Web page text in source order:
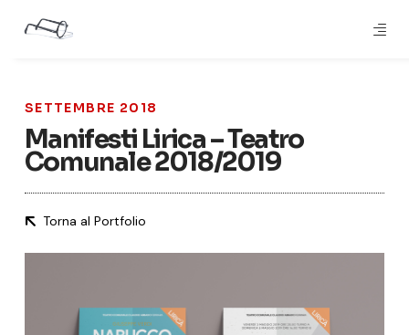
SETTEMBRE 2018
Manifesti Lirica – Teatro
Comunale 2018/2019
Torna al Portfolio